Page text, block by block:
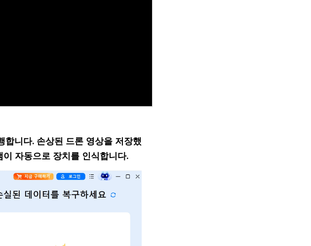
니다. 손상된 드론 영상을 저장했
자동으로 장치를 인식합니다.